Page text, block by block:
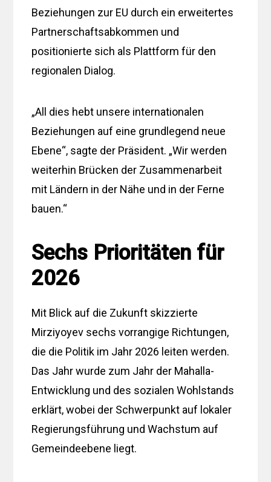
Beziehungen zur EU durch ein erweitertes
Partnerschaftsabkommen und
positionierte sich als Plattform für den
regionalen Dialog.
„All dies hebt unsere internationalen
Beziehungen auf eine grundlegend neue
Ebene“, sagte der Präsident. „Wir werden
weiterhin Brücken der Zusammenarbeit
mit Ländern in der Nähe und in der Ferne
bauen.“
Sechs Prioritäten für
2026
Mit Blick auf die Zukunft skizzierte
Mirziyoyev sechs vorrangige Richtungen,
die die Politik im Jahr 2026 leiten werden.
Das Jahr wurde zum Jahr der Mahalla-
Entwicklung und des sozialen Wohlstands
erklärt, wobei der Schwerpunkt auf lokaler
Regierungsführung und Wachstum auf
Gemeindeebene liegt.